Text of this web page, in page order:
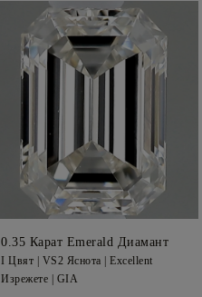
0.35 Карат Emerald Диамант
I Цвят | VS2 Яснота | Excellent
Изрежете | GIA